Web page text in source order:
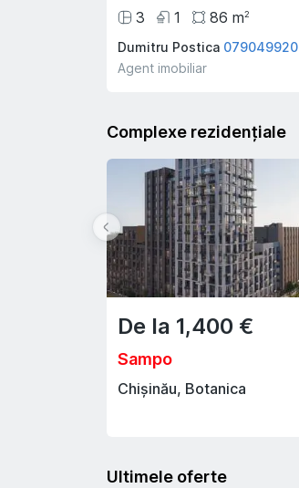
3
1 86 m2
Dumitru Postica 079049920
Agent imobiliar
Complexe rezidențiale
De la 1,400 €
Sampo
Chișinău, Botanica
Ultimele oferte